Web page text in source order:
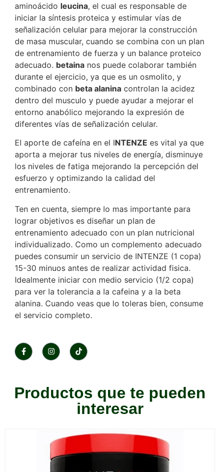
aminoácido leucina, el cual es responsable de
iniciar la síntesis proteica y estimular vías de
señalización celular para mejorar la construcción
de masa muscular, cuando se combina con un plan
de entrenamiento de fuerza y un balance proteico
adecuado. betaina nos puede colaborar también
durante el ejercicio, ya que es un osmolito, y
combinado con beta alanina controlan la acidez
dentro del musculo y puede ayudar a mejorar el
entorno anabólico mejorando la expresión de
diferentes vías de señalización celular.
El aporte de cafeína en el INTENZE es vital ya que
aporta a mejorar tus niveles de energía, disminuye
los niveles de fatiga mejorando la percepción del
esfuerzo y optimizando la calidad del
entrenamiento.
Ten en cuenta, siempre lo mas importante para
lograr objetivos es diseñar un plan de
entrenamiento adecuado con un plan nutricional
individualizado. Como un complemento adecuado
puedes consumir un servicio de INTENZE (1 copa)
15-30 minuos antes de realizar actividad fisica.
Idealmente iniciar con medio servicio (1/2 copa)
para ver la tolerancia a la cafeina y a la beta
alanina. Cuando veas que lo toleras bien, consume
el servicio completo.
Productos que te pueden
interesar